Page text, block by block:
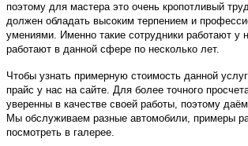
поэтому для мастера это очень кропотливый
должен обладать высоким терпением и
умениями. Именно такие сотрудники работают у
работают в данной сфере по несколько лет.
Чтобы узнать примерную стоимость данной
прайс у нас на сайте. Для более точного
уверенны в качестве своей работы, поэтому
Мы обслуживаем разные автомобили, примеры
посмотреть в галерее.